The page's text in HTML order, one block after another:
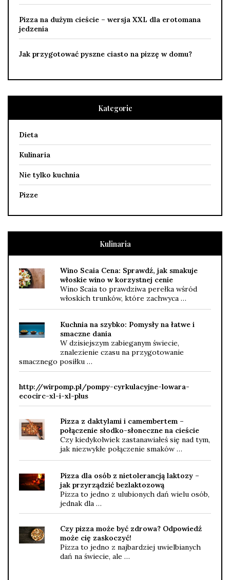
Pizza na dużym cieście – wersja XXL dla erotomana
jedzenia
Jak przygotować pyszne ciasto na pizzę w domu?
Kategorie
Dieta
Kulinaria
Nie tylko kuchnia
Pizze
Kulinaria
Wino Scaia Cena: Sprawdź, jak smakuje
włoskie wino w korzystnej cenie
Wino Scaia to prawdziwa perełka wśród
włoskich trunków, które zachwyca …
Kuchnia na szybko: Pomysły na łatwe i
smaczne dania
W dzisiejszym zabieganym świecie,
znalezienie czasu na przygotowanie
smacznego posiłku …
http://wirpomp.pl/pompy-cyrkulacyjne-lowara-
ecocirc-xl-i-xl-plus
Pizza z daktylami i camembertem –
połączenie słodko-słoneczne na cieście
Czy kiedykolwiek zastanawiałeś się nad tym,
jak niezwykłe połączenie smaków …
Pizza dla osób z nietolerancją laktozy –
jak przyrządzić bezlaktozową
Pizza to jedno z ulubionych dań wielu osób,
jednak dla …
Czy pizza może być zdrowa? Odpowiedź
może cię zaskoczyć!
Pizza to jedno z najbardziej uwielbianych
dań na świecie, ale …